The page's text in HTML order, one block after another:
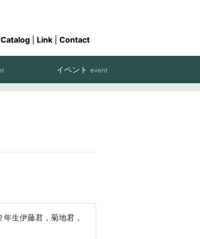
Catalog| Link| Contact
イベント event
生伊藤君，菊地君，